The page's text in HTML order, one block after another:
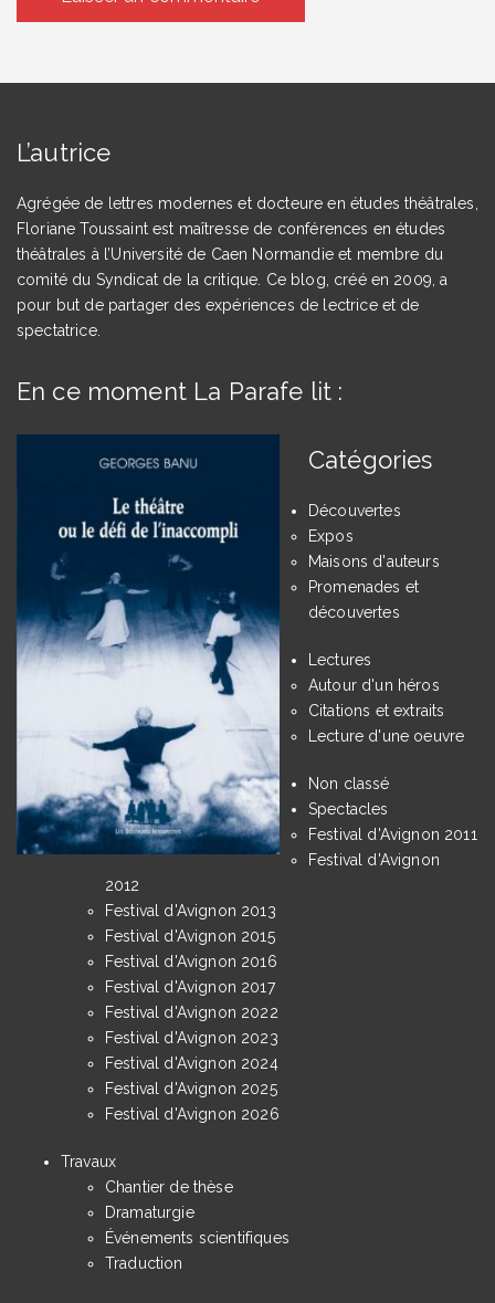
L’autrice
Agrégée de lettres modernes et docteure en études théâtrales,
Floriane Toussaint est maîtresse de conférences en études
théâtrales à l’Université de Caen Normandie et membre du
comité du Syndicat de la critique. Ce blog, créé en 2009, a
pour but de partager des expériences de lectrice et de
spectatrice.
En ce moment La Parafe lit :
Catégories
Découvertes
Expos
Maisons d'auteurs
Promenades et
découvertes
Lectures
Autour d'un héros
Citations et extraits
Lecture d'une oeuvre
Non classé
Spectacles
Festival d'Avignon 2011
Festival d'Avignon
2012
Festival d'Avignon 2013
Festival d'Avignon 2015
Festival d'Avignon 2016
Festival d'Avignon 2017
Festival d'Avignon 2022
Festival d'Avignon 2023
Festival d'Avignon 2024
Festival d'Avignon 2025
Festival d'Avignon 2026
Travaux
Chantier de thèse
Dramaturgie
Événements scientifiques
Traduction